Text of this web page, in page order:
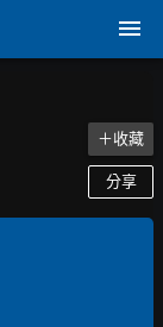
＋收藏
分享